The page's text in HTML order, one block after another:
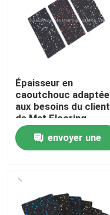
Produits
Vidéos
Épaisseur en
caoutchouc adaptée
aux besoins du client
de Mat Flooring
Smooth Surface
40mm de gymnase
envoyer une